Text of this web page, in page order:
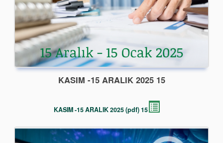
15 KASIM -15 ARALIK 2025
15 KASIM -15 ARALIK 2025 (pdf)